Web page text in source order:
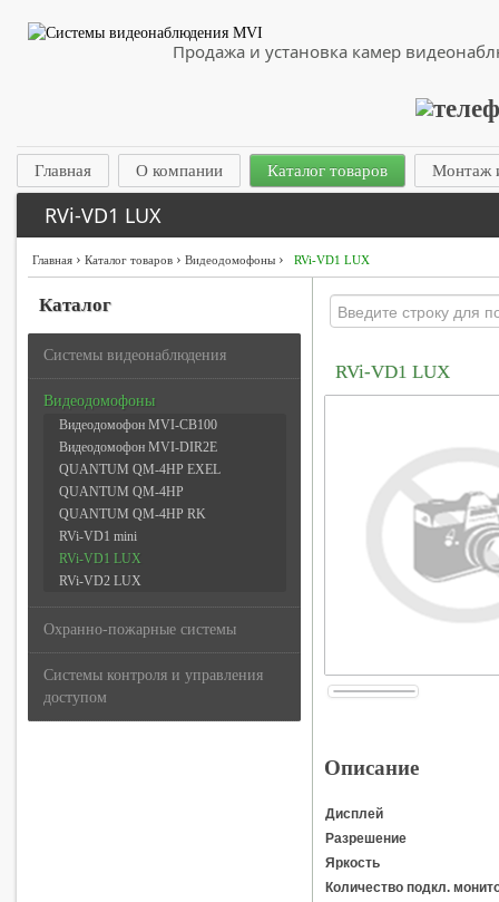
Продажа и установка камер
Главная О компании Каталог товаров Монтаж
RVi-VD1 LUX
Главная › Каталог товаров › Видеодомофоны › RVi-VD1 LUX
Каталог
Системы видеонаблюдения
Видеодомофоны
Видеодомофон MVI-CB100
Видеодомофон MVI-DIR2E
QUANTUM QM-4HP EXEL
QUANTUM QM-4HP
QUANTUM QM-4HP RK
RVi-VD1 mini
RVi-VD1 LUX
RVi-VD2 LUX
Охранно-пожарные системы
Системы контроля и управления
доступом
RVi-VD1 LUX
Описание
Дисплей
Разрешение
Яркость
Количество подкл.